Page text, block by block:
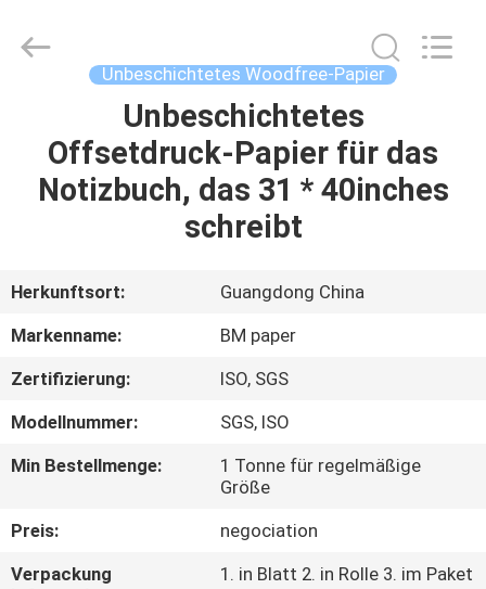
HAUSE
ÜBER
UNS
WERKSBESICHTIGUNG
QUALITÄTSKONTROLLE
KONTAKT
MIT
CO.,LTD.
Unbeschichtetes Woodfree-Papier
Unbeschichtetes
Offsetdruck-Papier für das
Notizbuch, das 31 * 40inches
schreibt
Herkunftsort:
Guangdong China
Markenname:
BM paper
Zertifizierung:
ISO, SGS
Modellnummer:
SGS, ISO
Min Bestellmenge:
1 Tonne für regelmäßige
Größe
Preis:
negociation
Verpackung
1. in Blatt 2. in Rolle 3. im Paket